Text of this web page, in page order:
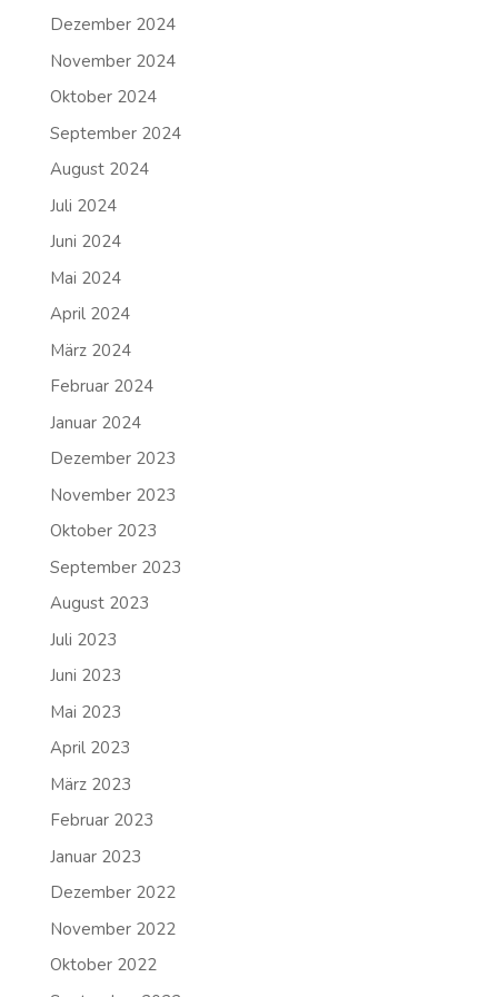
Dezember 2024
November 2024
Oktober 2024
September 2024
August 2024
Juli 2024
Juni 2024
Mai 2024
April 2024
März 2024
Februar 2024
Januar 2024
Dezember 2023
November 2023
Oktober 2023
September 2023
August 2023
Juli 2023
Juni 2023
Mai 2023
April 2023
März 2023
Februar 2023
Januar 2023
Dezember 2022
November 2022
Oktober 2022